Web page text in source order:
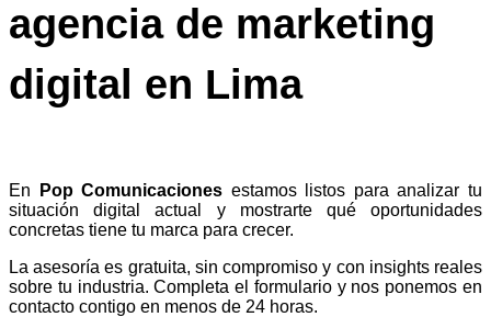
agencia de marketing
digital en Lima
En Pop Comunicaciones estamos listos para analizar tu
situación digital actual y mostrarte qué oportunidades
concretas tiene tu marca para crecer.
La asesoría es gratuita, sin compromiso y con insights reales
sobre tu industria. Completa el formulario y nos ponemos en
contacto contigo en menos de 24 horas.